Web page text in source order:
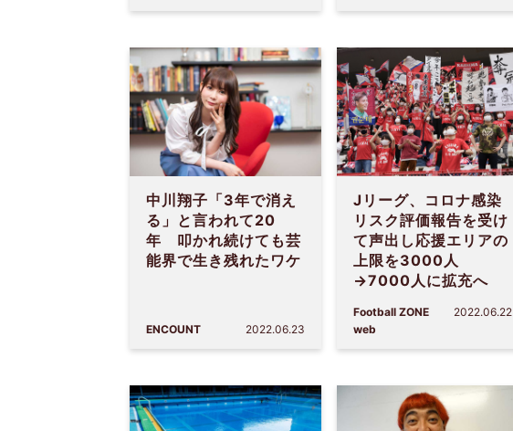
中川翔子「3年で消え
る」と言われて20
年 叩かれ続けても芸
能界で生き残れたワケ
ENCOUNT 2022.06.23
Jリーグ、コロナ感染
リスク評価報告を受け
て声出し応援エリアの
上限を3000人
→7000人に拡充へ
Football ZONE
web
2022.06.22